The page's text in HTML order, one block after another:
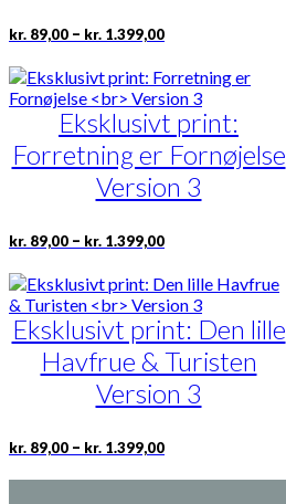
kr. 89,00 – kr. 1.399,00Prisinterval:
kr. 89,00
kr. 1.399,00
Dette
vare
flere
varianter.
Mulighederne
kan
vælges
på
Eksklusivt print:
Forretning er Fornøjelse
Version 3
kr. 89,00 – kr. 1.399,00Prisinterval:
kr. 89,00
kr. 1.399,00
Dette
vare
flere
varianter.
Mulighederne
kan
vælges
på
Eksklusivt print: Den lille
Havfrue & Turisten
Version 3
kr. 89,00 – kr. 1.399,00Prisinterval:
kr. 89,00
til
Dette
vare
har